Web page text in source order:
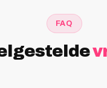
FAQ